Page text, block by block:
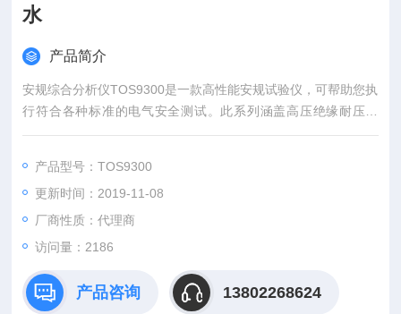
水
产品简介
安规综合分析仪TOS9300是一款高性能安规试验仪，可帮助您执
行符合各种标准的电气安全测试。此系列涵盖高压绝缘耐压测
试，绝缘电阻。该多功能测试仪提高了生产效率并节约了宝贵的
产品型号：TOS9300
更新时间：2019-11-08
厂商性质：代理商
访问量：2186
产品咨询 13802268624